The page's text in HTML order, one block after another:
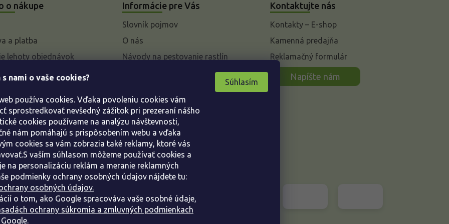
nami o vaše cookies?
používa cookies. Vďaka povoleniu cookies vám
sprostredkovať nevšedný zážitok pri prezeraní nášho
cookies používame na analýzu návštevnosti,
nám pomáhajú s prispôsobením webu a vďaka
cookies sa vám zobrazia také reklamy, ktoré vás
vaším súhlasom môžeme používať cookies a
na personalizáciu reklám a meranie reklamných
podmienky ochrany osobných údajov nájdete tu:
osobných údajov.
o tom, ako Google spracováva vaše osobné údaje,
ochrany súkromia a zmluvných podmienkach
Súhlasím
o nákupe
a platba
lehoty objednávok
k parametrom a
rastlín
od kúpnej zmluvy
o ochrane osobných
podmienky
Informácie pre Vás
Slovník pojmov
O nás
Návody na pestovanie rastlín
Kontaktujte nás
Kontakty – E-shop
Kamenná predajňa
Reklamačný formulár
Napíšte nám